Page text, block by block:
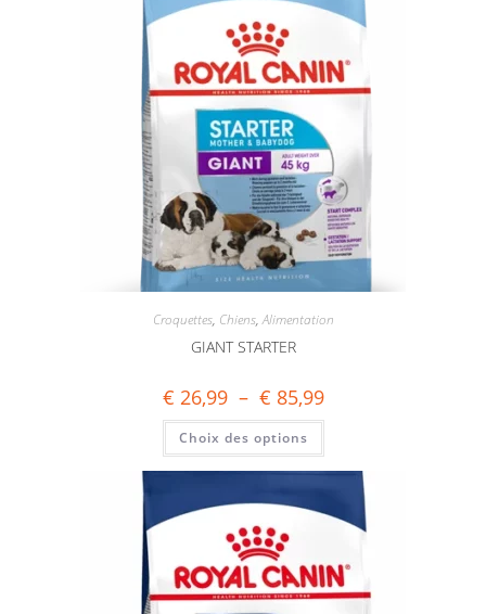
Croquettes, Chiens,Alimentation
GIANT STARTER
€ 26,99 – € 85,99
Choix des options